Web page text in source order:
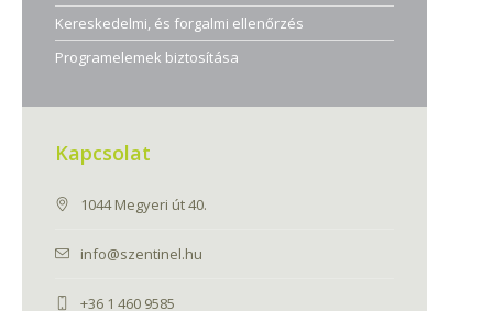
Kereskedelmi, és forgalmi ellenőrzés
Programelemek biztosítása
Kapcsolat
1044 Megyeri út 40.
info@szentinel.hu
+36 1 460 9585